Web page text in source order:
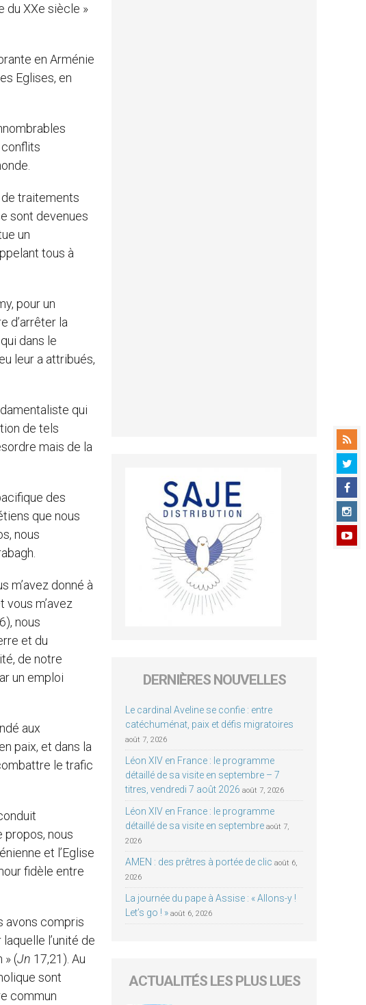
du XXe siècle »
en Arménie
Eglises, en
traitements
sont devenues
un
tous à
pour un
d’arrêter la
dans le
leur a attribués,
qui
de tels
mais de la
des
que nous
nous
m’avez donné à
vous m’avez
nous
et du
de notre
un emploi
aux
paix, et dans la
le trafic
propos, nous
et l’Eglise
fidèle entre
avons compris
l’unité de
» (Jn 17,21). Au
sont
commun
DERNIÈRES NOUVELLES
Le cardinal Aveline se confie : entre
catéchuménat, paix et défis migratoires
août 7, 2026
Léon XIV en France : le programme
détaillé de sa visite en septembre – 7
titres, vendredi 7 août 2026 août 7, 2026
Léon XIV en France : le programme
détaillé de sa visite en septembre août 7,
2026
AMEN : des prêtres à portée de clic août 6,
2026
La journée du pape à Assise : « Allons-y !
Let’s go ! » août 6, 2026
ACTUALITÉS LES PLUS LUES